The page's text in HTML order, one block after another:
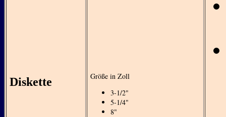
Diskette
Größe in Zoll
3-1/2"
5-1/4"
8"